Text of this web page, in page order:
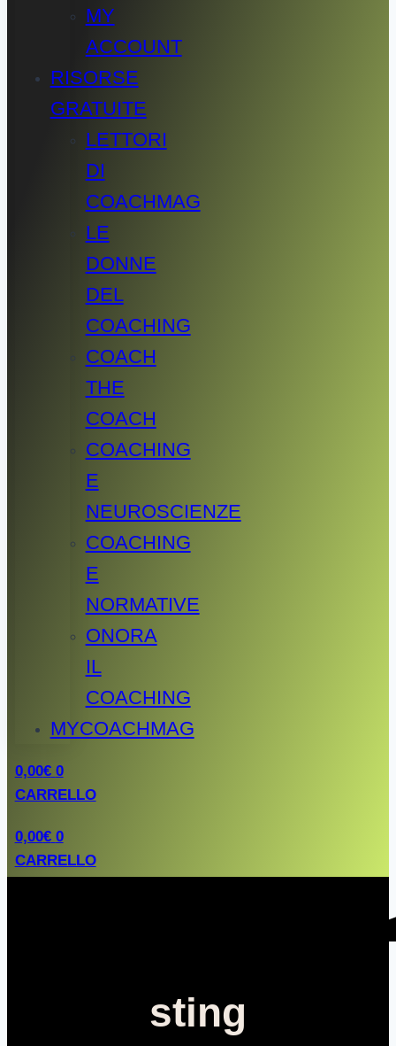
MY
ACCOUNT
RISORSE
GRATUITE
LETTORI
DI
COACHMAG
LE
DONNE
DEL
COACHING
COACH
THE
COACH
COACHING
E
NEUROSCIENZE
COACHING
E
NORMATIVE
ONORA
IL
COACHING
MYCOACHMAG
0,00€ 0
CARRELLO
0,00€ 0
CARRELLO
sting